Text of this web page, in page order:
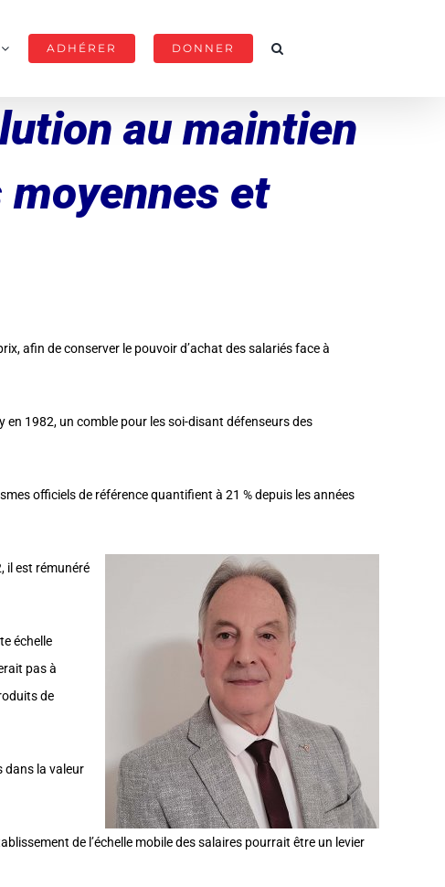
ADHÉRER DONNER
au maintien
moyennes et
afin de conserver le pouvoir d’achat des salariés face à
1982, un comble pour les soi-disant défenseurs des
officiels de référence quantifient à 21 % depuis les années
il est rémunéré
échelle
pas à
de
dans la valeur
de l’échelle mobile des salaires pourrait être un levier